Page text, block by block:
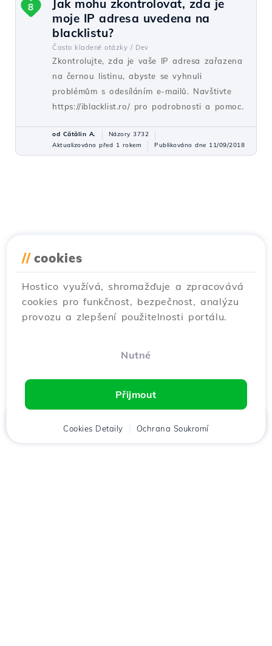
Jak mohu zkontrolovat, zda je
moje IP adresa uvedena na
blacklistu?
Často kladené otázky / Dev
Zkontrolujte, zda je vaše IP adresa zařazena
na černou listinu, abyste se vyhnuli
problémům s odesíláním e-mailů. Navštivte
https://iblacklist.ro/ pro podrobnosti a pomoc.
8
od Cătălin A.
Názory 3732
Aktualizováno před 1 rokem
Publikováno dne 11/09/2018
// cookies
Hostico využívá, shromažďuje a zpracovává
cookies pro funkčnost, bezpečnost, analýzu
provozu a zlepšení použitelnosti portálu.
Nutné
Přijmout
Cookies Detaily Ochrana Soukromí
Klient Košík Chat